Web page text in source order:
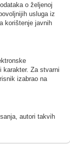
o željenoj
usluga iz
korištenje javnih
karakter. Za stvarni
izabrao na
autori takvih